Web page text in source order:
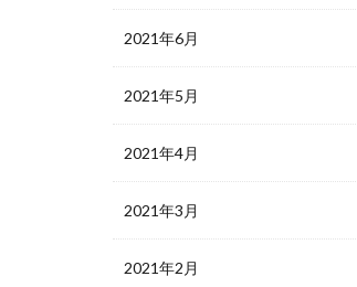
2021年6月
2021年5月
2021年4月
2021年3月
2021年2月